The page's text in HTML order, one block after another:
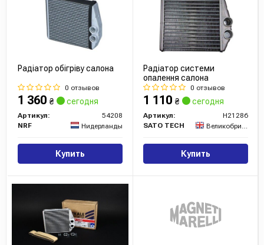
Радіатор обігріву салона
0 отзывов
1 360 ₴ сегодня
Артикул:
54208
NRF
Нидерланды
Купить
Радіатор системи
опалення салона
0 отзывов
1 110 ₴ сегодня
Артикул:
H21286
SATO TECH
Великобритания
Купить